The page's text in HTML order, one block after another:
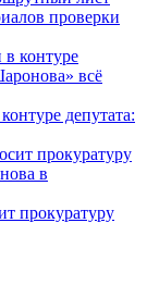
проверки
депутата:
прокуратуру